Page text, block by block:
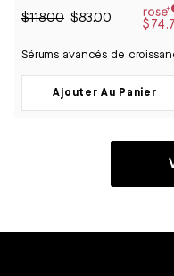
4.9
étoiles
$118.00 $83.00
Sérums avancés de
Ajouter Au Panier